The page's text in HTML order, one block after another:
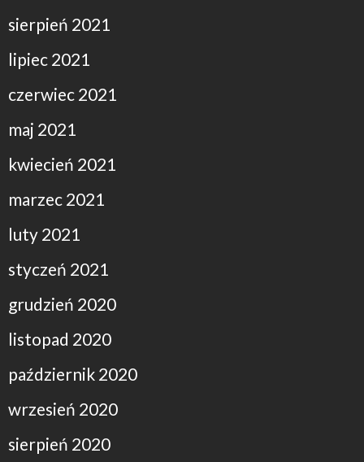
sierpień 2021
lipiec 2021
czerwiec 2021
maj 2021
kwiecień 2021
marzec 2021
luty 2021
styczeń 2021
grudzień 2020
listopad 2020
październik 2020
wrzesień 2020
sierpień 2020